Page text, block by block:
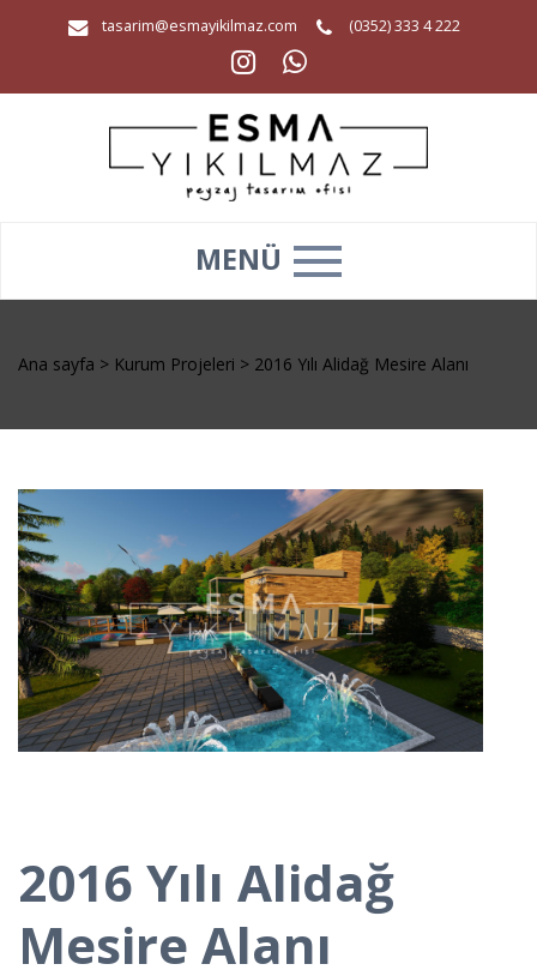
tasarim@esmayikilmaz.com (0352) 333 4 222
MENÜ
Ana sayfa > Kurum Projeleri > 2016 Yılı Alidağ Mesire Alanı
2016 Yılı Alidağ
Mesire Alanı